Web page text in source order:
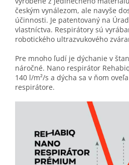
českým vynálezom, ale navyše
účinnosti. Je patentovaný na
vlastníctva. Respirátory sú
robotického ultrazvukového
Pre mnoho ľudí je dýchanie v
náročné. Nano respirátor
140 l/m²/s a dýcha sa v ňom
respirátore.